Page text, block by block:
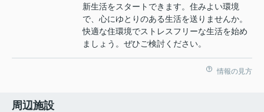
新生活をスタートできます。住みよい環境
で、心にゆとりのある生活を送りませんか。
快適な住環境でストレスフリーな生活を始め
ましょう。ぜひご検討ください。
情報の見方
周辺施設